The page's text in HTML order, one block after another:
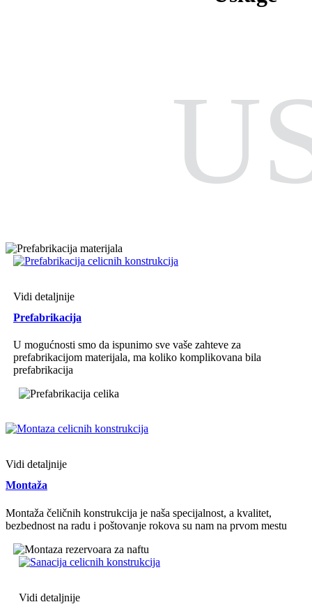
Vidi detaljnije
Prefabrikacija
U mogućnosti smo da ispunimo sve vaše zahteve za
prefabrikacijom materijala, ma koliko komplikovana bila
prefabrikacija
Vidi detaljnije
Montaža
Montaža čeličnih konstrukcija je naša specijalnost, a kvalitet,
bezbednost na radu i poštovanje rokova su nam na prvom mestu
Vidi detaljnije